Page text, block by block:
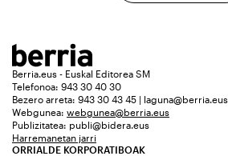
Berria.eus - Euskal Editorea SM
Telefonoa: 943 30 40 30
Bezero arreta: 943 30 43 45 | laguna@berria.eus
Webgunea: webgunea@berria.eus
Publizitatea: publi@bidera.eus
Harremanetan jarri
ORRIALDE KORPORATIBOAK